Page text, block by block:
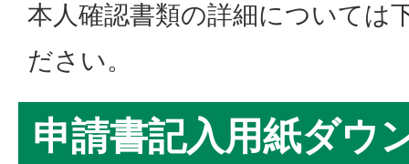
本人確認書類の詳細については
ださい。
申請書記入用紙ダウ